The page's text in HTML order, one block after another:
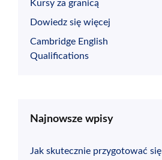
Kursy za granicą
Dowiedz się więcej
Cambridge English
Qualifications
Najnowsze wpisy
Jak skutecznie przygotować się